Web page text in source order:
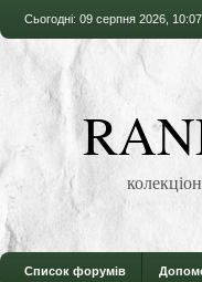
Сьогодні: 09 серпня 2026, 10:07
Список форумів